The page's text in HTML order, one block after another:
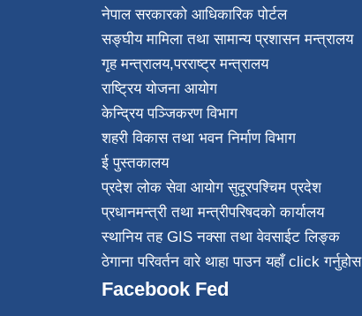
नेपाल सरकारको आधिकारिक पोर्टल
सङ्घीय मामिला तथा सामान्य प्रशासन मन्त्रालय
गृह मन्त्रालय,परराष्ट्र मन्त्रालय
राष्ट्रिय योजना आयोग
केन्द्रिय पञ्जिकरण विभाग
शहरी विकास तथा भवन निर्माण विभाग
ई पुस्तकालय
प्रदेश लोक सेवा आयोग सुदूरपश्चिम प्रदेश
प्रधानमन्त्री तथा मन्त्रीपरिषदको कार्यालय
स्थानिय तह GIS नक्सा तथा वेवसाईट लिङ्क
ठेगाना परिवर्तन वारे थाहा पाउन यहाँ click गर्नुहोस
Facebook Fed